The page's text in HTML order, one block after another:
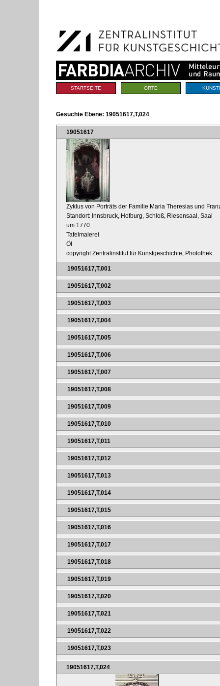
Navigation
Sektionen
STARTSEITE ORTE
Gesuchte Ebene: 19051617,T,024
19051617
Zyklus von Porträts der Familie Maria Theresias und
Standort: Innsbruck, Hofburg, Schloß, Riesensaal, Saal
um 1770
Tafelmalerei
Öl
copyright Zentralinstitut für Kunstgeschichte, Photothek
19051617,T,001
19051617,T,002
19051617,T,003
19051617,T,004
19051617,T,005
19051617,T,006
19051617,T,007
19051617,T,008
19051617,T,009
19051617,T,010
19051617,T,011
19051617,T,012
19051617,T,013
19051617,T,014
19051617,T,015
19051617,T,016
19051617,T,017
19051617,T,018
19051617,T,019
19051617,T,020
19051617,T,021
19051617,T,022
19051617,T,023
19051617,T,024